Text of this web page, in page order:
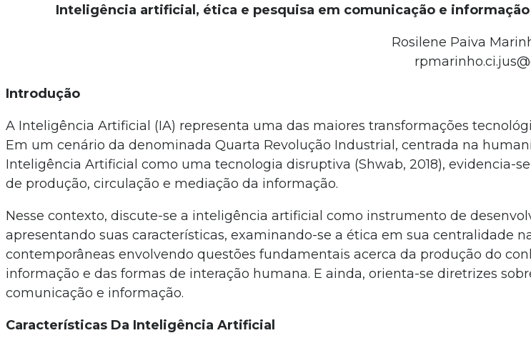
Inteligência artificial, ética e pesquisa em comunicação e
Rosilene Paiva
Introdução
A Inteligência Artificial (IA) representa uma das maiores transformações
Em um cenário da denominada Quarta Revolução Industrial, centrada na
Inteligência Artificial como uma tecnologia disruptiva (Shwab, 2018), evidencia-
de produção, circulação e mediação da informação.
Nesse contexto, discute-se a inteligência artificial como instrumento de
apresentando suas características, examinando-se a ética em sua centralidade
contemporâneas envolvendo questões fundamentais acerca da produção do
informação e das formas de interação humana. E ainda, orienta-se diretrizes
comunicação e informação.
Características Da Inteligência Artificial